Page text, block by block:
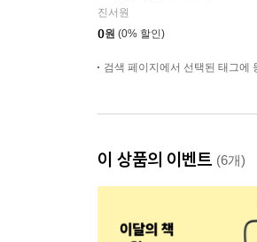
자 온라인 북토크
진서원
0원 (0% 할인)
검색 페이지에서 선택된 태그에
이 상품의 이벤트 (6개)